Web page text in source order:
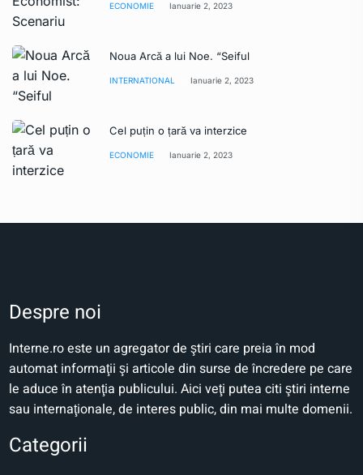
ECONOMIE Ianuarie 2, 2023
Noua Arcă a lui Noe. “Seiful
INTERNATIONAL Ianuarie 2, 2023
Cel puțin o țară va interzice
ECONOMIE Ianuarie 2, 2023
Despre noi
Interne.ro este un agregator de ştiri care preia în mod
automat informaţii şi articole din surse de încredere pe care
le aduce în atenţia publicului. Aici veţi putea citi ştiri interne
sau internaţionale, de interes public, din mai multe domenii.
Categorii